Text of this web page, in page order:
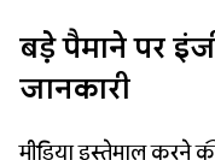
बड़े पैमाने पर
जानकारी
मीडिया इस्तेमाल करने